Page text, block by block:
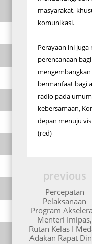
masyarakat,
komunikasi.
Perayaan ini
perencanaan
bermanfaat bagi
radio pada
kebersamaan,
depan menuju
(red)
previous
Percepatan
Pelaksanaan
Program
Menteri Imipas,
Rutan Kelas I
Adakan Rapat